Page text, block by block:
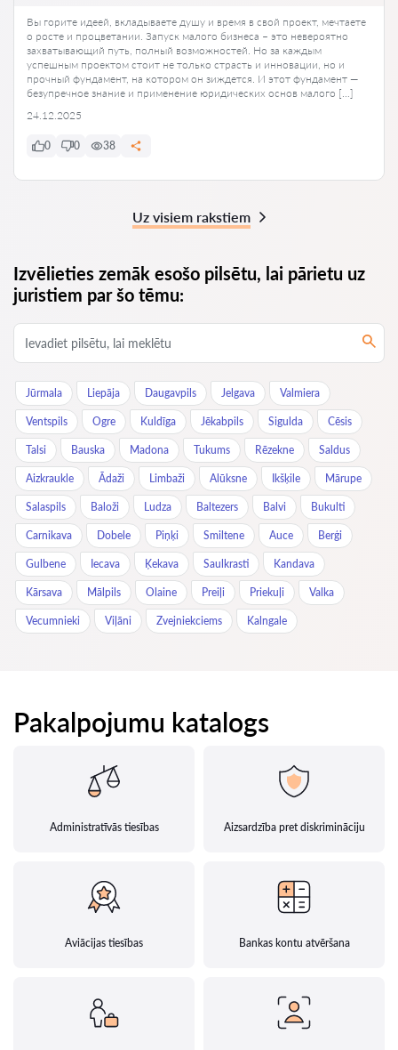
Вы горите идеей, вкладываете душу и время в свой проект, мечтаете
о росте и процветании. Запуск малого бизнеса – это невероятно
захватывающий путь, полный возможностей. Но за каждым
успешным проектом стоит не только страсть и инновации, но и
прочный фундамент, на котором он зиждется. И этот фундамент —
безупречное знание и применение юридических основ малого […]
24.12.2025
0 0 38
Uz visiem rakstiem
Izvēlieties zemāk esošo pilsētu, lai pārietu uz
juristiem par šo tēmu:
Jūrmala Liepāja Daugavpils Jelgava Valmiera
Ventspils Ogre Kuldīga Jēkabpils Sigulda Cēsis
Talsi Bauska Madona Tukums Rēzekne Saldus
Aizkraukle Ādaži Limbaži Alūksne Ikšķile Mārupe
Salaspils Baloži Ludza Baltezers Balvi Bukulti
Carnikava Dobele Piņķi Smiltene Auce Berģi
Gulbene Iecava Ķekava Saulkrasti Kandava
Kārsava Mālpils Olaine Preiļi Priekuļi Valka
Vecumnieki Viļāni Zvejniekciems Kalngale
Pakalpojumu katalogs
Administratīvās tiesības Aizsardzība pret diskrimināciju
Aviācijas tiesības Bankas kontu atvēršana